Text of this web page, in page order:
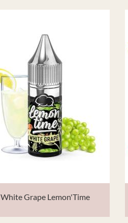
White Grape Lemon'Time